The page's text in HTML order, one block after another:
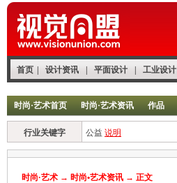
首页 设计资讯 平面设计 工业设计
时尚·艺术首页 时尚·艺术资讯 作品
行业关键字 公益 说明
时尚·艺术 → 时尚•艺术资讯 → 正文